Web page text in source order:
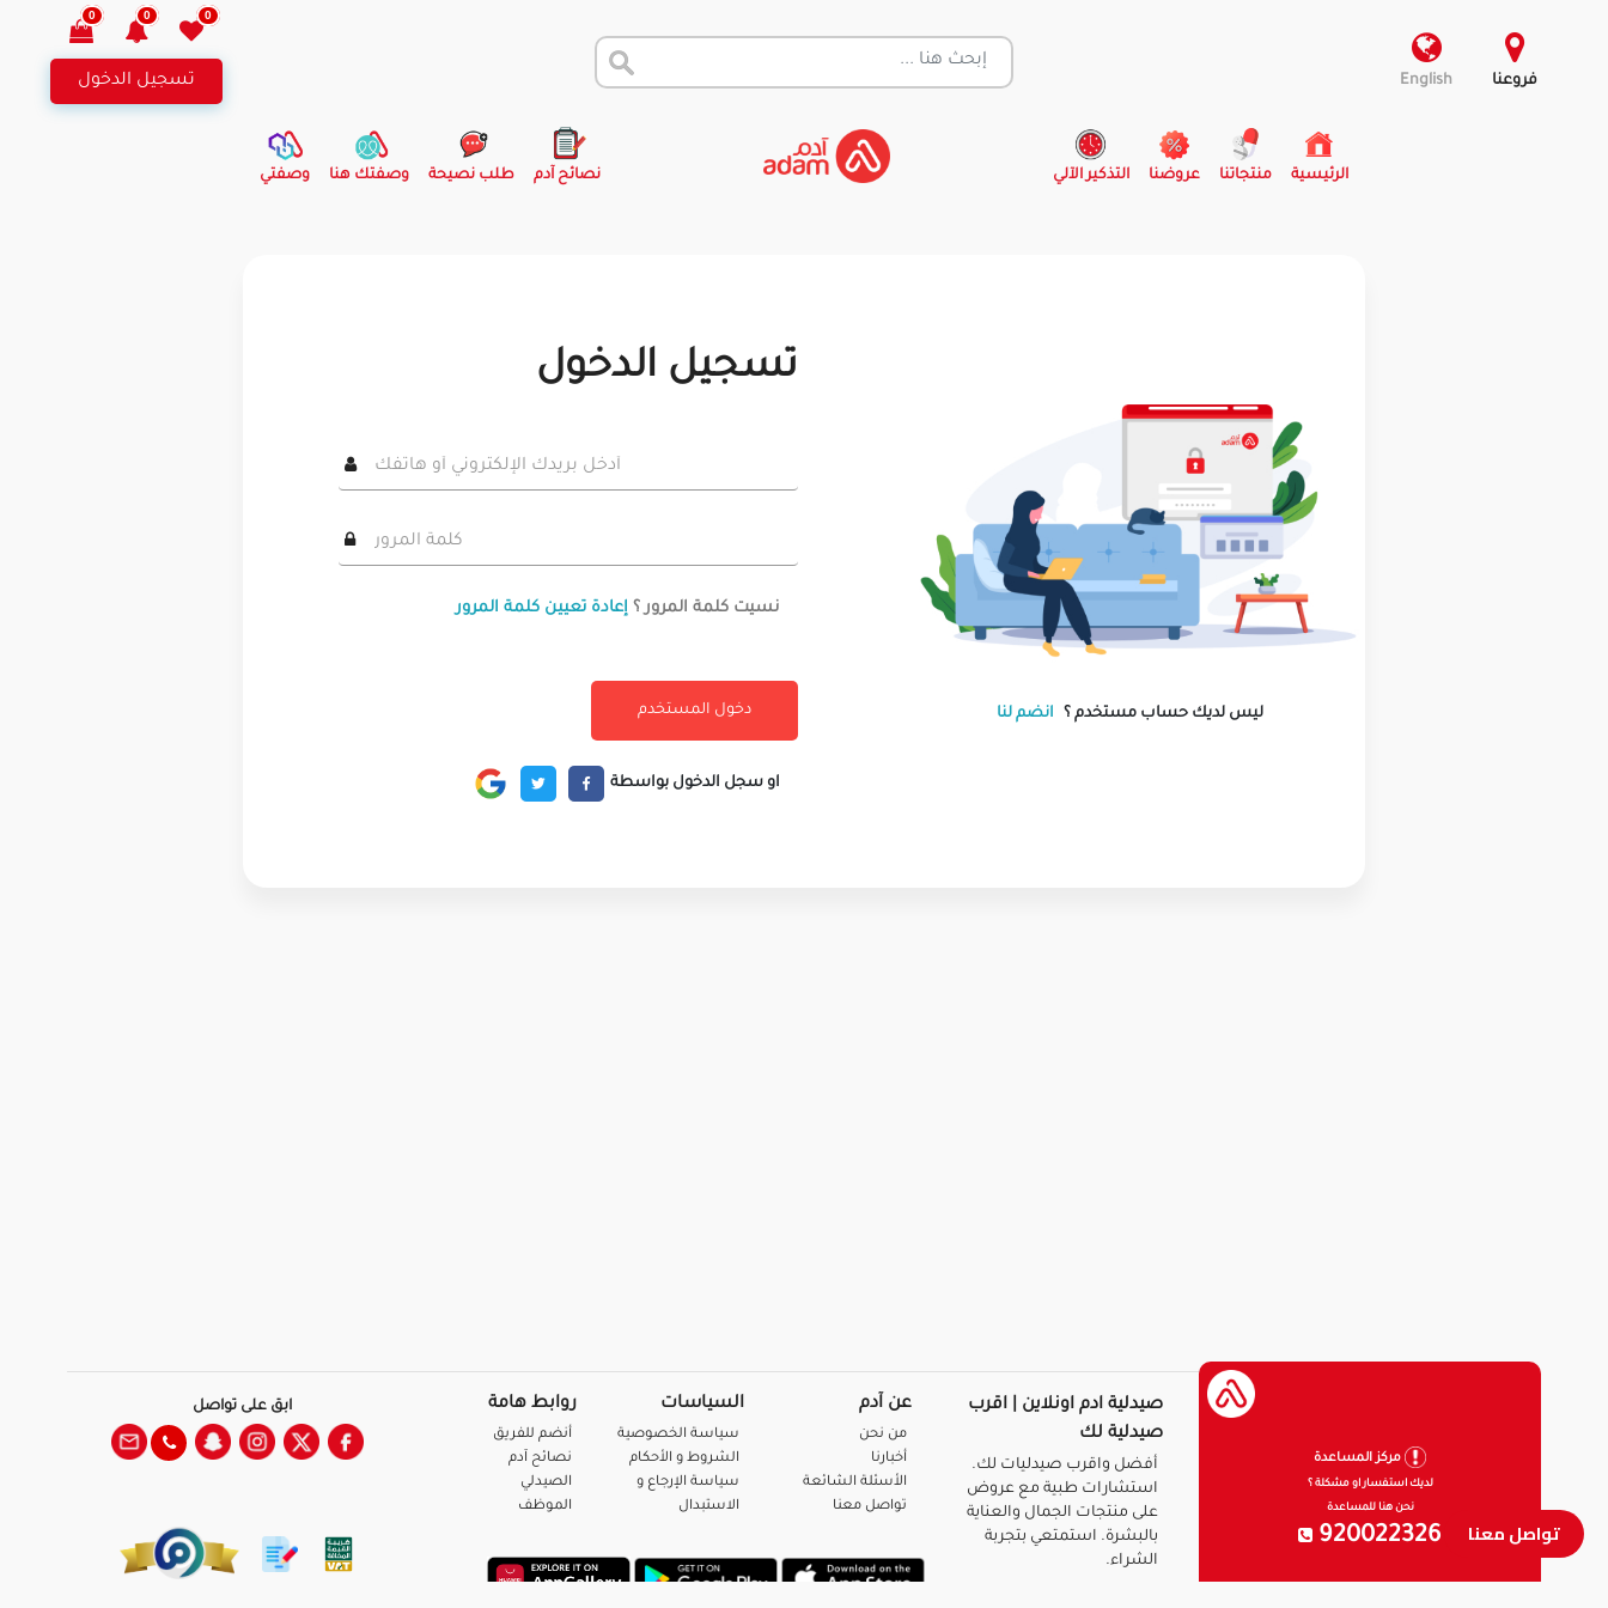
فروعنا English
0
0
0
تسجيل الدخول
الرئيسية
(current) منتجاتنا عروضنا التذكير الآلي نصائح آدم طلب نصيحة وصفتك هنا وصفتي
ليس لديك حساب مستخدم ؟ انضم لنا
تسجيل الدخول
نسيت كلمة المرور ؟ إعادة تعيين كلمة المرور
او سجل الدخول بواسطة
تواصل معنا
مركز المساعدة
لديك استفسار او مشكلة ؟
نحن هنا للمساعدة
920022326
صيدلية ادم اونلاين | اقرب
صيدلية لك
أفضل واقرب صيدليات لك.
استشارات طبية مع عروض
على منتجات الجمال والعناية
بالبشرة. استمتعي بتجربة
الشراء.
عن آدم
من نحن
أخبارنا
الأسئلة الشائعة
تواصل معنا
السياسات
سياسة الخصوصية
الشروط و الأحكام
سياسة الإرجاع و
الاستبدال
روابط هامة
أنضم للفريق
نصائح آدم
الصيدلي
الموظف
ابق على تواصل